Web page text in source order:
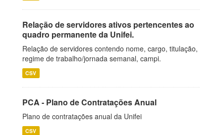
Relação de servidores ativos pertencentes ao
quadro permanente da Unifei.
Relação de servidores contendo nome, cargo, titulação,
regime de trabalho/jornada semanal, campi.
CSV
PCA - Plano de Contratações Anual
Plano de contratações anual da Unifei
CSV